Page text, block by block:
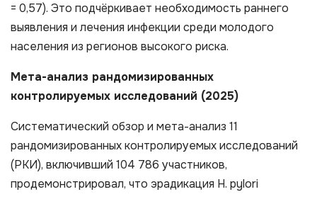
= 0,57). Это подчёркивает необходимость раннего
выявления и лечения инфекции среди молодого
населения из регионов высокого риска.
Мета-анализ рандомизированных
контролируемых исследований (2025)
Систематический обзор и мета-анализ 11
рандомизированных контролируемых исследований
(РКИ), включивший 104 786 участников,
продемонстрировал, что эрадикация H. pylori